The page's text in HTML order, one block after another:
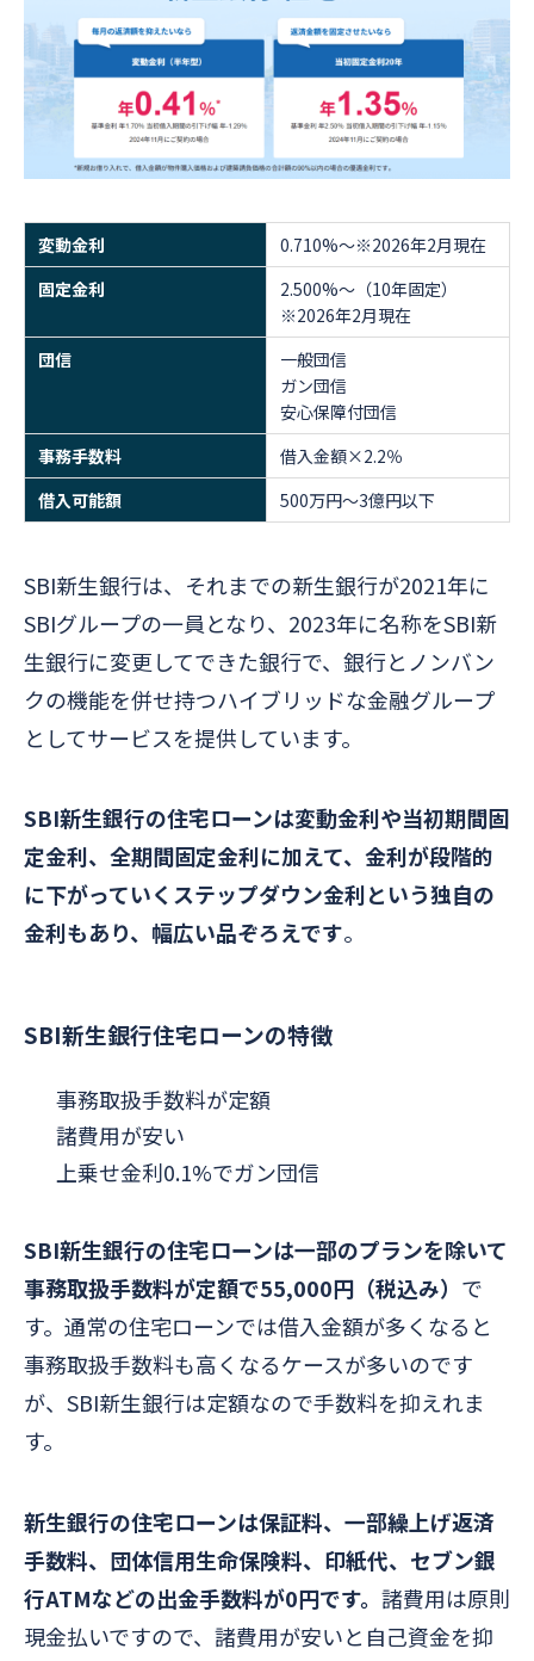
変動金利
0.710%～※2026年2月現在
固定金利
2.500%～（10年固定）
※2026年2月現在
団信
一般団信
ガン団信
安心保障付団信
事務手数料
借入金額×2.2％
借入可能額
500万円～3億円以下
SBI新生銀行は、それまでの新生銀行が2021年に
SBIグループの一員となり、2023年に名称をSBI新
生銀行に変更してできた銀行で、銀行とノンバン
クの機能を併せ持つハイブリッドな金融グループ
としてサービスを提供しています。
SBI新生銀行の住宅ローンは変動金利や当初期間固
定金利、全期間固定金利に加えて、金利が段階的
に下がっていくステップダウン金利という独自の
金利もあり、幅広い品ぞろえです。
SBI新生銀行住宅ローンの特徴
事務取扱手数料が定額
諸費用が安い
上乗せ金利0.1%でガン団信
SBI新生銀行の住宅ローンは一部のプランを除いて
事務取扱手数料が定額で55,000円（税込み） で
す。通常の住宅ローンでは借入金額が多くなると
事務取扱手数料も高くなるケースが多いのです
が、SBI新生銀行は定額なので手数料を抑えれま
す。
新生銀行の住宅ローンは保証料、一部繰上げ返済
手数料、団体信用生命保険料、印紙代、セブン銀
行ATMなどの出金手数料が0円です。 諸費用は原則
現金払いですので、諸費用が安いと自己資金を抑